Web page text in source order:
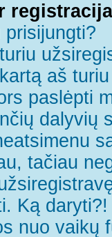
registracija
prisijungti?
aš
paslėpti
dalyvių
tačiau
Ką daryti?!
nuo vaikų